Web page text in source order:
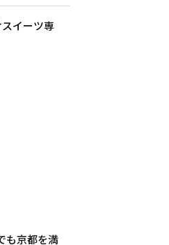
イーツ専
も京都を満